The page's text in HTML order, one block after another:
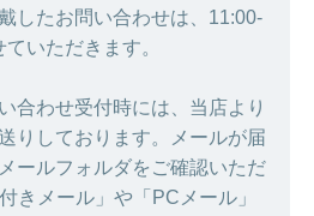
したお問い合わせは、11:00-
いただきます。
合わせ受付時には、当店より
りしております。メールが届
ールフォルダをご確認いただ
きメール」や「PCメール」